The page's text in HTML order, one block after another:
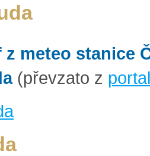
meteo stanice
(převzato z